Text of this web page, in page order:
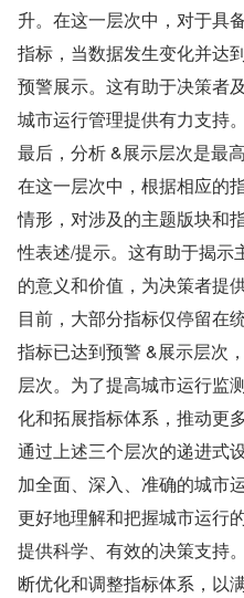
升。在这一层次中，对于具
指标，当数据发生变化并达
预警展示。这有助于决策者
城市运行管理提供有力支持。
最后，分析 &展示层次是最
在这一层次中，根据相应的
情形，对涉及的主题版块和
性表述/提示。这有助于揭示
的意义和价值，为决策者提
目前，大部分指标仅停留在
指标已达到预警 &展示层次
层次。为了提高城市运行监
化和拓展指标体系，推动更
通过上述三个层次的递进式
加全面、深入、准确的城市
更好地理解和把握城市运行
提供科学、有效的决策支持
断优化和调整指标体系，以